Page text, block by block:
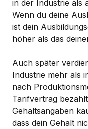
in der Industrie als
Wenn du deine
ist dein
höher als das
Auch später
Industrie mehr als
nach
Tarifvertrag
Gehaltsangaben
dass dein Gehalt